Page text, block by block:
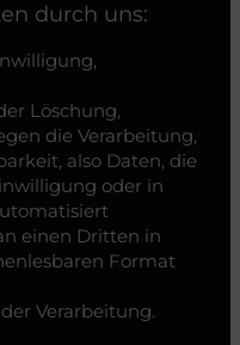
durch uns:
Löschung,
die Verarbeitung,
also Daten, die
oder in
einen Dritten in
Format
Verarbeitung.